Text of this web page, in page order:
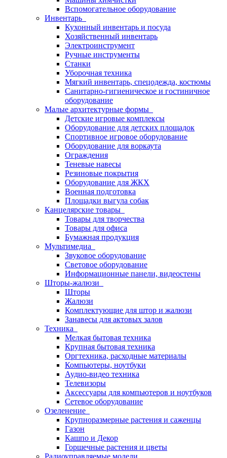
Вспомогательное оборудование
Инвентарь
Кухонный инвентарь и посуда
Хозяйственный инвентарь
Электроинструмент
Ручные инструменты
Станки
Уборочная техника
Мягкий инвентарь, спецодежда, костюмы
Санитарно-гигиеническое и гостиничное
оборудование
Малые архитектурные формы
Детские игровые комплексы
Оборудование для детских площадок
Спортивное игровое оборудование
Оборудование для воркаута
Ограждения
Теневые навесы
Резиновые покрытия
Оборудование для ЖКХ
Военная подготовка
Площадки выгула собак
Канцелярские товары
Товары для творчества
Товары для офиса
Бумажная продукция
Мультимедиа
Звуковое оборудование
Световое оборудование
Информационные панели, видеостены
Шторы-жалюзи
Шторы
Жалюзи
Комплектующие для штор и жалюзи
Занавесы для актовых залов
Техника
Мелкая бытовая техника
Крупная бытовая техника
Оргтехника, расходные материалы
Компьютеры, ноутбуки
Аудио-видео техника
Телевизоры
Аксессуары для компьютеров и ноутбуков
Сетевое оборудование
Озеленение
Крупноразмерные растения и саженцы
Газон
Кашпо и Декор
Горшечные растения и цветы
Радиоуправляемые модели